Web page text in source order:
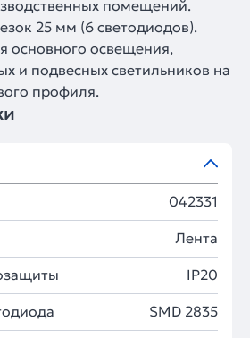
помещений.
25 мм (6 светодиодов).
основного освещения,
и подвесных светильников на
профиля.
042331
Лента
IP20
SMD 2835